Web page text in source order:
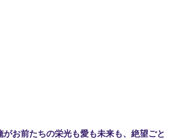
がお前たちの栄光も愛も未来も、絶望ごと